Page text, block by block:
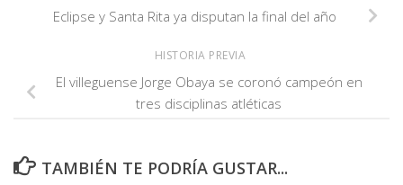
Eclipse y Santa Rita ya disputan la final del año
HISTORIA PREVIA
El villeguense Jorge Obaya se coronó campeón en
tres disciplinas atléticas
TAMBIÉN TE PODRÍA GUSTAR...